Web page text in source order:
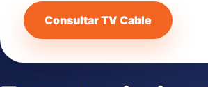
Consultar TV Cable